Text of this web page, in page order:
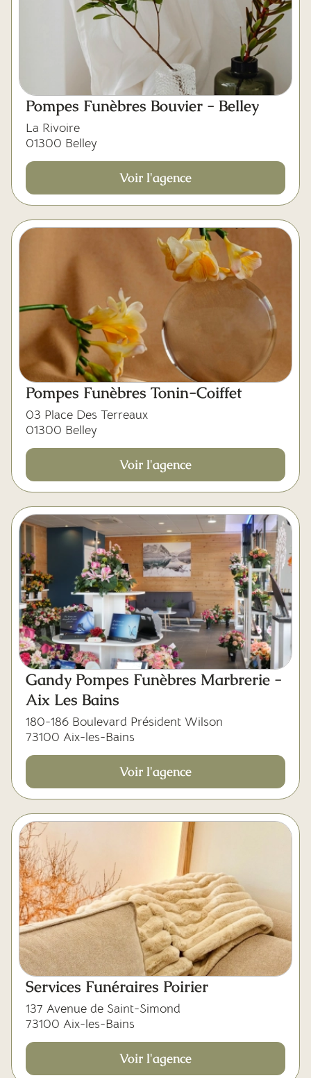
Pompes Funèbres Bouvier - Belley
La Rivoire
01300 Belley
Voir l'agence
Pompes Funèbres Tonin-Coiffet
03 Place Des Terreaux
01300 Belley
Voir l'agence
Gandy Pompes Funèbres Marbrerie -
Aix Les Bains
180-186 Boulevard Président Wilson
73100 Aix-les-Bains
Voir l'agence
Services Funéraires Poirier
137 Avenue de Saint-Simond
73100 Aix-les-Bains
Voir l'agence